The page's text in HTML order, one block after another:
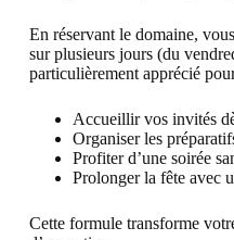
En réservant le domaine,
sur plusieurs jours (du
particulièrement apprécié
Accueillir vos invités
Organiser les
Profiter d’une soirée
Prolonger la fête avec
Cette formule transforme